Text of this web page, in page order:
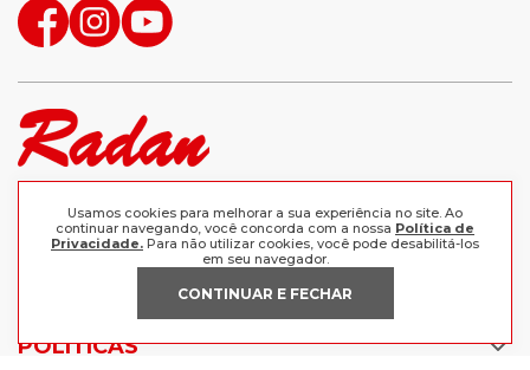
Usamos cookies para melhorar a sua experiência no site. Ao
continuar navegando, você concorda com a nossa Política de
Privacidade. Para não utilizar cookies, você pode desabilitá-los
em seu navegador.
CONTINUAR E FECHAR
lojas, ou receba em casa comprando as melhores marcas aqui.
Frete grátis a partir de R$199 para o Sul e Sudeste.
INSTITUCIONAL
Nossas Lojas
POLÍTICAS